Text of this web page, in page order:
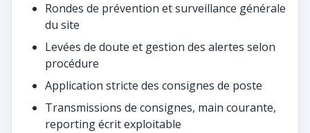
Rondes de prévention et surveillance générale
du site
Levées de doute et gestion des alertes selon
procédure
Application stricte des consignes de poste
Transmissions de consignes, main courante,
reporting écrit exploitable